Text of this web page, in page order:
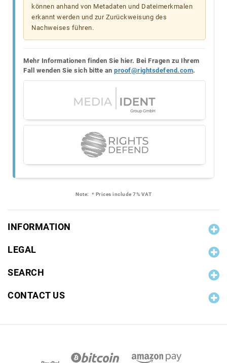
können anhand von Metadaten und Dateimerkmalen
erkannt werden und zur Zurückweisung des
Nachweises führen.
Mehr Informationen finden Sie hier. Bei Fragen zu Ihrem
Fall wenden Sie sich bitte an proof@rightsdefend.com.
Note: * Prices include 7% VAT
INFORMATION
LEGAL
SEARCH
CONTACT US